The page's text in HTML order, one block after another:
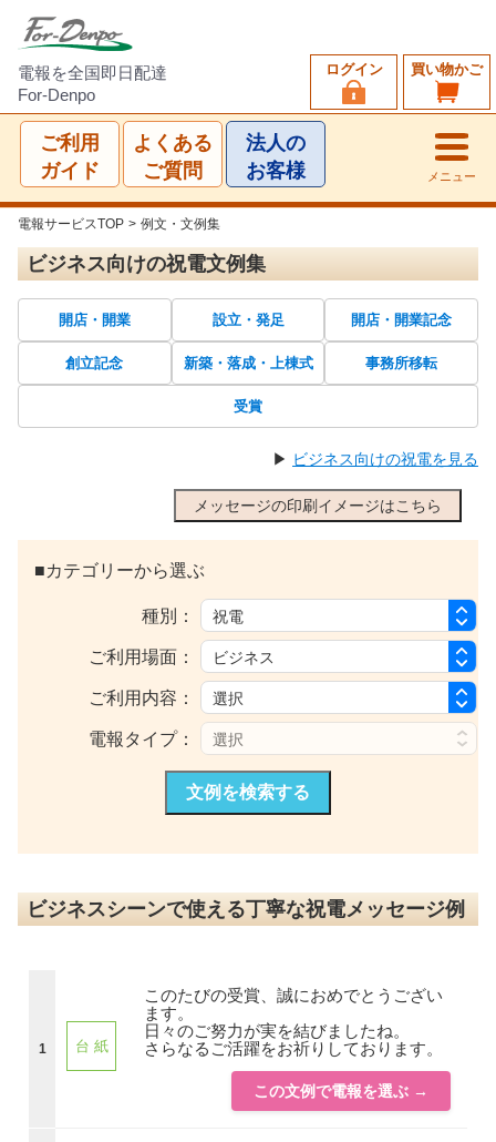
電報を全国即日配達
For-Denpo
買い物かご
ログイン
ご利用
ガイド
よくある
ご質問
法人の
お客様
メニュー
電報サービスTOP > 例文・文例集
ビジネス向けの祝電文例集
開店・開業 設立・発足 開店・開業記念
創立記念 新築・落成・上棟式 事務所移転
受賞
▶ ビジネス向けの祝電を見る
メッセージの印刷イメージはこちら
■カテゴリーから選ぶ
種別：
ご利用場面：
ご利用内容：
電報タイプ：
文例を検索する
ビジネスシーンで使える丁寧な祝電メッセージ例
1 台 紙
このたびの受賞、誠におめでとうござい
ます。
日々のご努力が実を結びましたね。
さらなるご活躍をお祈りしております。
この文例で電報を選ぶ →